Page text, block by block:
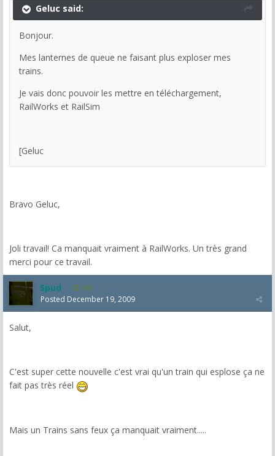
Geluc said:
Bonjour.
Mes lanternes de queue ne faisant plus exploser mes
trains.
Je vais donc pouvoir les mettre en téléchargement,
RailWorks et RailSim
[Geluc
Bravo Geluc,
Joli travail! Ca manquait vraiment à RailWorks. Un très grand
merci pour ce travail.
Spud 144
Posted December 19, 2009
Salut,
C'est super cette nouvelle c'est vrai qu'un train qui esplose ça ne
fait pas très réel
Mais un Trains sans feux ça manquait vraiment.....